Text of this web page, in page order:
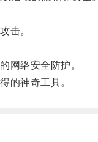
击。
网络安全防护。
的神奇工具。